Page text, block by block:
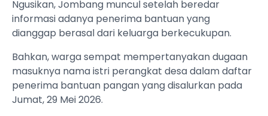
Ngusikan, Jombang muncul setelah beredar
informasi adanya penerima bantuan yang
dianggap berasal dari keluarga berkecukupan.
Bahkan, warga sempat mempertanyakan dugaan
masuknya nama istri perangkat desa dalam daftar
penerima bantuan pangan yang disalurkan pada
Jumat, 29 Mei 2026.